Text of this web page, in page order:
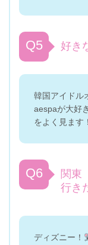
Q5 好き
韓国アイドル
aespaが大好
をよく見ます！
Q6
関東
行き
ディズニー！